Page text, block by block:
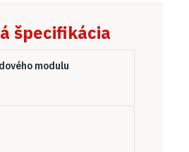
špecifikácia
modulu